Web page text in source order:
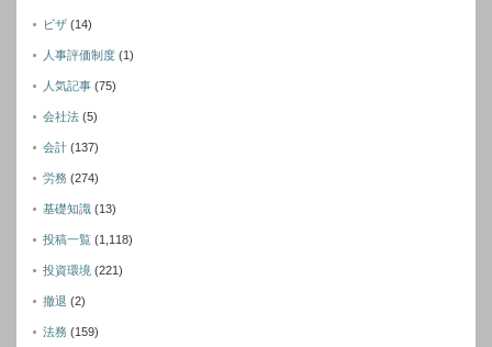
ビザ (14)
人事評価制度 (1)
人気記事 (75)
会社法 (5)
会計 (137)
労務 (274)
基礎知識 (13)
投稿一覧 (1,118)
投資環境 (221)
撤退 (2)
法務 (159)